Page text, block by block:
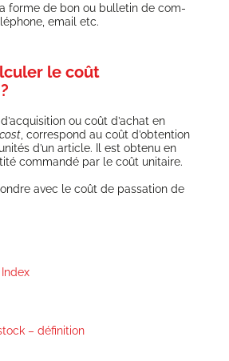
forme de bon ou bul­le­tin de com­
email etc.
le coût
ou coût d’a­chat en
, cor­res­pond au coût d’ob­ten­tion
d’un article. Il est obte­nu en
com­man­dé par le coût unitaire.
avec le coût de pas­sa­tion de
– définition